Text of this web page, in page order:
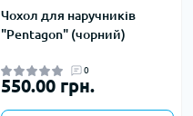
Чохол для наручників
"Pentagon" (чорний)
0
550.00 грн.